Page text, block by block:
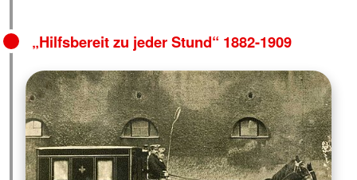
„Hilfsbereit zu jeder Stund“ 1882-1909